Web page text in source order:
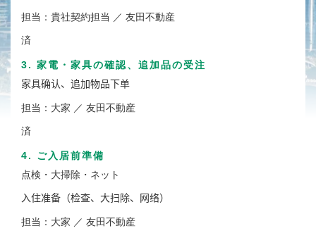
担当：貴社契約担当 ／ 友田不動産
済
3. 家電・家具の確認、追加品の受注
家具确认、追加物品下单
担当：大家 ／ 友田不動産
済
4. ご入居前準備
点検・大掃除・ネット
入住准备（检查、大扫除、网络）
担当：大家 ／ 友田不動産